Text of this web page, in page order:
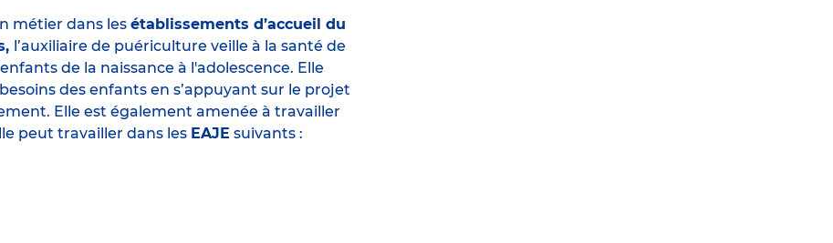
métier dans les établissements d’accueil du
l’auxiliaire de puériculture veille à la santé de
de la naissance à l'adolescence. Elle
des enfants en s’appuyant sur le projet
Elle est également amenée à travailler
peut travailler dans les EAJE suivants :